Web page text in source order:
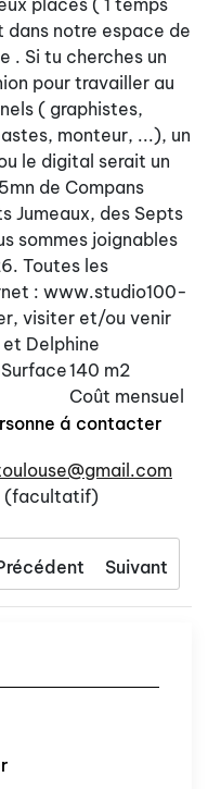
places ( 1 temps
notre espace de
. Si tu cherches un
pour travailler au
( graphistes,
monteur, ...), un
le digital serait un
de Compans
Jumeaux, des Septs
sommes joignables
Toutes les
: www.studio100-
visiter et/ou venir
Delphine
Surface140 m2
Coût mensuel
á contacter
(facultatif)
Suivant